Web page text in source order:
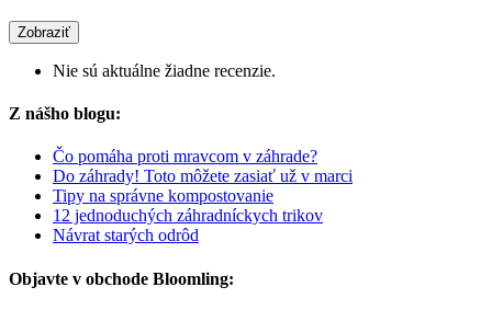
Zobraziť
Nie sú aktuálne žiadne recenzie.
Z nášho blogu:
Čo pomáha proti mravcom v záhrade?
Do záhrady! Toto môžete zasiať už v marci
Tipy na správne kompostovanie
12 jednoduchých záhradníckych trikov
Návrat starých odrôd
Objavte v obchode Bloomling: